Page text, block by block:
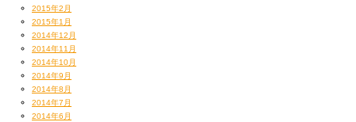
2015年2月
2015年1月
2014年12月
2014年11月
2014年10月
2014年9月
2014年8月
2014年7月
2014年6月